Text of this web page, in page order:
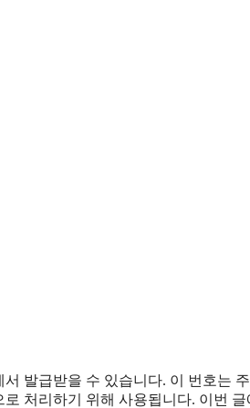
발급받을 수 있습니다. 이 번호는
처리하기 위해 사용됩니다. 이번 글